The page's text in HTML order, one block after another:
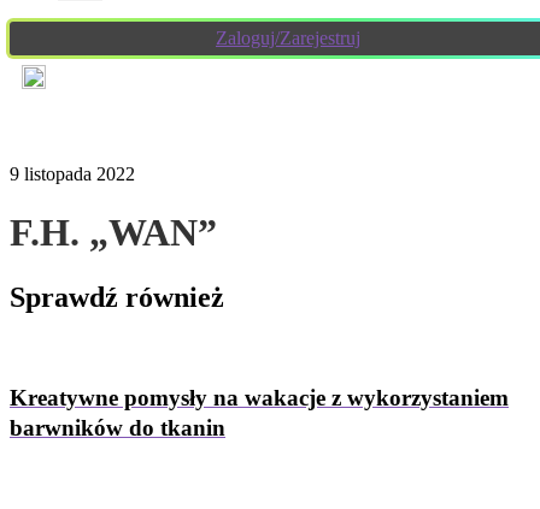
Zaloguj/Zarejestruj
9 listopada 2022
F.H. „WAN”
Sprawdź również
Kreatywne pomysły na wakacje z wykorzystaniem
barwników do tkanin